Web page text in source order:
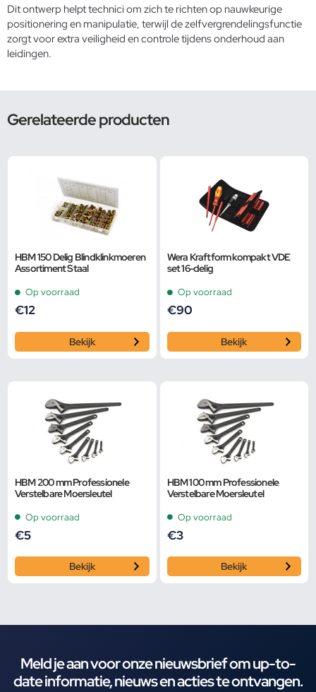
Dit ontwerp helpt technici om zich te richten op nauwkeurige
positionering en manipulatie, terwijl de zelfvergrendelingsfunctie
zorgt voor extra veiligheid en controle tijdens onderhoud aan
leidingen.
Gerelateerde producten
HBM 150 Delig Blindklinkmoeren
Assortiment Staal
Op voorraad
€12
Bekijk
Wera Kraftform kompakt VDE
set 16-delig
Op voorraad
€90
Bekijk
HBM 200 mm Professionele
Verstelbare Moersleutel
Op voorraad
€5
Bekijk
HBM 100 mm Professionele
Verstelbare Moersleutel
Op voorraad
€3
Bekijk
Meld je aan voor onze nieuwsbrief om up-to-
date informatie, nieuws en acties te ontvangen.